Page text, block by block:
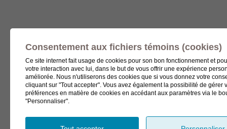
Consentement aux fichiers témoins (cookies)
Ce site internet fait usage de cookies pour son bon fonctionnement et
votre interaction avec lui, dans le but de vous offrir une expérience
améliorée. Nous n'utiliserons des cookies que si vous donnez votre
cliquant sur "Tout accepter". Vous avez également la possibilité de gérer
préférences en matière de cookies en accédant aux paramètres via le
"Personnaliser".